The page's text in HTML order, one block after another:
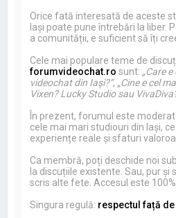
Orice fată interesată de aceste
Iași poate pune întrebări la liber.
a comunității, e suficient să îți
Cele mai populare teme de
forumvideochat.ro sunt: „Care
videochat din Iași?”, „Cine e cel
Vixen? Lucky Studio sau
În prezent, forumul este
cele mai mari studiouri din Iași,
experiențe reale și sfaturi
Ca membră, poți deschide noi
la discuțiile existente. Sau, pur și
scris alte fete. Accesul este
Singura regulă: respectul față